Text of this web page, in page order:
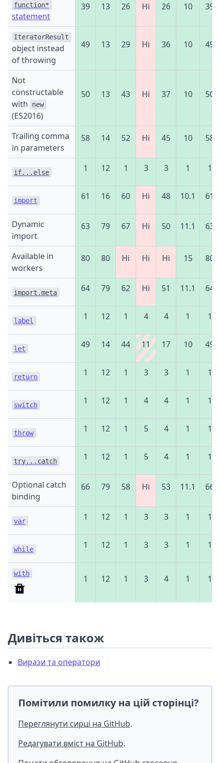
function*
statement
39 13 26 Ні 26 10 39
IteratorResult
object instead
of throwing
49 13 29 Ні 36 10 49
Not
constructable
with
new
(ES2016)
50 13 43 Ні 37 10 50
Trailing comma
in parameters
58 14 52 Ні 45 10 58
if...else 1 12 1 3 3 1 1
import 61 16 60 Ні 48 10.1 61
Dynamic
import
63 79 67 Ні 50 11.1 63
Available in
workers
80 80 Ні Ні Ні 15 80
import.meta 64 79 62 Ні 51 11.1 64
label 1 12 1 4 4 1 1
let 49 14 44 11 17 10 49
return 1 12 1 3 3 1 1
switch 1 12 1 4 4 1 1
throw 1 12 1 5 4 1 1
try...catch 1 12 1 5 4 1 1
Optional catch
binding
66 79 58 Ні 53 11.1 66
var 1 12 1 3 3 1 1
while 1 12 1 3 3 1 1
with 1 12 1 3 4 1 1
Дивіться також
Вирази та оператори
Помітили помилку на цій сторінці?
Переглянути сирці на GitHub.
Редагувати вміст на GitHub.